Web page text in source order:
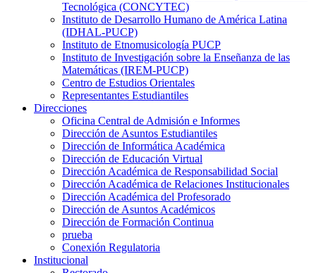
Tecnológica (CONCYTEC)
Instituto de Desarrollo Humano de América Latina
(IDHAL-PUCP)
Instituto de Etnomusicología PUCP
Instituto de Investigación sobre la Enseñanza de las
Matemáticas (IREM-PUCP)
Centro de Estudios Orientales
Representantes Estudiantiles
Direcciones
Oficina Central de Admisión e Informes
Dirección de Asuntos Estudiantiles
Dirección de Informática Académica
Dirección de Educación Virtual
Dirección Académica de Responsabilidad Social
Dirección Académica de Relaciones Institucionales
Dirección Académica del Profesorado
Dirección de Asuntos Académicos
Dirección de Formación Continua
prueba
Conexión Regulatoria
Institucional